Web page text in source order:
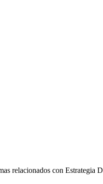
relacionados con